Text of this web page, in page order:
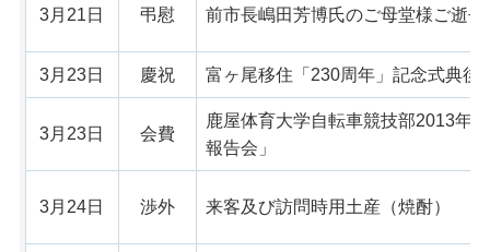
3月21日 弔慰 前市長嶋田芳博氏のご母堂様ご逝
3月23日 慶祝 富ヶ尾移住「230周年」記念式典後
3月23日 会費
鹿屋体育大学自転車競技部2013年
報告会」
3月24日 渉外 来客及び訪問時用土産（焼酎）